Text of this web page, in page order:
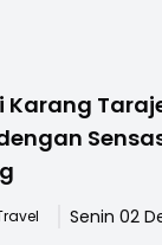
Karang
Senin 02